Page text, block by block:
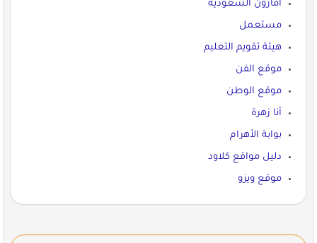
أمازون السعودية
مستعمل
هيئة تقويم التعليم
موقع الفن
موقع الوطن
أنا زهرة
بوابة الأهرام
دليل مواقع كلاود
موقع ويزو